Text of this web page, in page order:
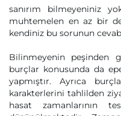
sanırım bilmeyeniniz
muhtemelen en az bir
kendiniz bu sorunun
Bilinmeyenin peşinden
burçlar konusunda da
yapmıştır. Ayrıca
karakterlerini tahlilden
hasat zamanlarının